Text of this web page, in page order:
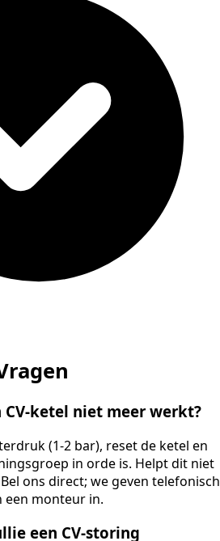
ketel niet meer werkt?
(1-2 bar), reset de ketel en
in orde is. Helpt dit niet
ons direct; we geven telefonisch
een monteur in.
een CV-storing